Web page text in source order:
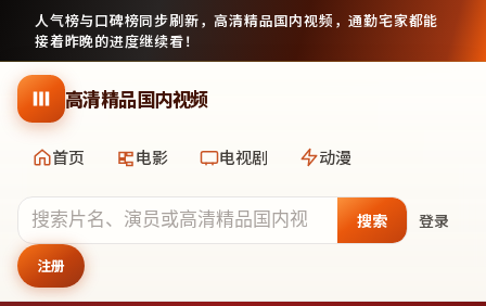
人气榜与口碑榜同步刷新，高清精品国内视频 ，通勤宅家都能
接着昨晚的进度继续看！
跳到主要内容
高清精品国内视频
首页 电影 电视剧 动漫
搜索 登录
注册